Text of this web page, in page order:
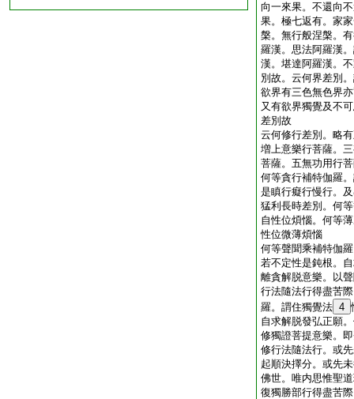
向一來果。不還向
果。極七返有。家
槃。無行般涅槃。
羅漢。思法阿羅漢
漢。堪達阿羅漢。
別故。云何界差別
欲界有三色無色界
又有欲界獨覺及不
差別故
云何修行差別。略
増上意樂行菩薩。
菩薩。五無功用行
何等貪行補特伽羅
是瞋行癡行慢行。
猛利長時差別。何
自性位煩惱。何等
性位微薄煩惱
何等聲聞乘補特伽
若不定性是鈍根。
離貪解脱意樂。以
行法隨法行得盡苦
羅。謂住獨覺法 4
自求解脱發弘正願
修獨證菩提意樂。
修行法隨法行。或
起順決擇分。或先
佛世。唯内思惟聖
復獨勝部行得盡苦